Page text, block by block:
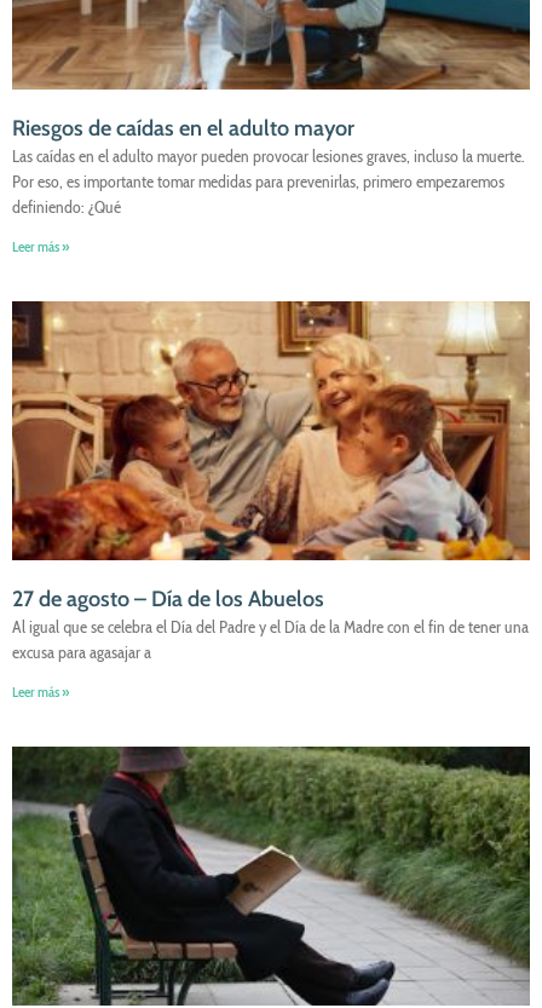
Riesgos de caídas en el adulto mayor
Las caídas en el adulto mayor pueden provocar lesiones graves, incluso la muerte.
Por eso, es importante tomar medidas para prevenirlas, primero empezaremos
definiendo: ¿Qué
Leer más »
27 de agosto – Día de los Abuelos
Al igual que se celebra el Día del Padre y el Día de la Madre con el fin de tener una
excusa para agasajar a
Leer más »